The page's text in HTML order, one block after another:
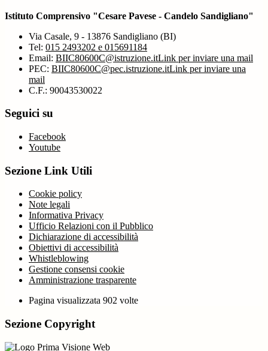
Istituto Comprensivo "Cesare Pavese - Candelo Sandigliano"
Via Casale, 9 - 13876 Sandigliano (BI)
Tel: 015 2493202 e 015691184
Email: BIIC80600C@istruzione.itLink per inviare una mail
PEC: BIIC80600C@pec.istruzione.itLink per inviare una
mail
C.F.: 90043530022
Seguici su
Facebook
Youtube
Sezione Link Utili
Cookie policy
Note legali
Informativa Privacy
Ufficio Relazioni con il Pubblico
Dichiarazione di accessibilità
Obiettivi di accessibilità
Whistleblowing
Gestione consensi cookie
Amministrazione trasparente
Pagina visualizzata 902 volte
Sezione Copyright